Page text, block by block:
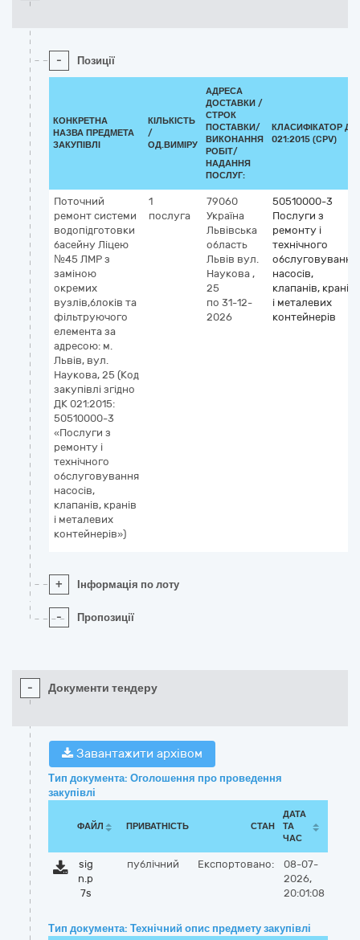
- Позиції
КОНКРЕТНА
НАЗВА ПРЕДМЕТА
ЗАКУПІВЛІ
КІЛЬКІСТЬ
/
ОД.ВИМІРУ
АДРЕСА
ДОСТАВКИ /
СТРОК
ПОСТАВКИ/
ВИКОНАННЯ
РОБІТ/
НАДАННЯ
ПОСЛУГ:
КЛАСИФІКАТОР ДК
021:2015 (CPV)
Поточний
ремонт системи
водопідготовки
басейну Ліцею
№45 ЛМР з
заміною
окремих
вузлів,блоків та
фільтруючого
елемента за
адресою: м.
Львів, вул.
Наукова, 25 (Код
закупівлі згідно
ДК 021:2015:
50510000-3
«Послуги з
ремонту і
технічного
обслуговування
насосів,
клапанів, кранів
і металевих
контейнерів»)
1
послуга
79060
Україна
Львівська
область
Львів вул.
Наукова ,
25
по 31-12-
2026
50510000-3
Послуги з
ремонту і
технічного
обслуговування
насосів,
клапанів, кранів
і металевих
контейнерів
+ Інформація по лоту
- Пропозиції
- Документи тендеру
Завантажити архівом
Тип документа: Оголошення про проведення
закупівлі
ФАЙЛ ПРИВАТНІСТЬ СТАН
ДАТА
ТА
ЧАС
sig
n.p
7s
публічний Експортовано:
08-07-
2026,
20:01:08
Тип документа: Технічний опис предмету закупівлі